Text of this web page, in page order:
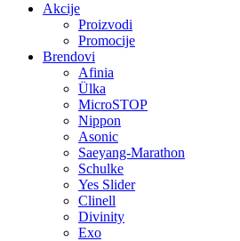
Akcije
Proizvodi
Promocije
Brendovi
Afinia
Ülka
MicroSTOP
Nippon
Asonic
Saeyang-Marathon
Schulke
Yes Slider
Clinell
Divinity
Exo